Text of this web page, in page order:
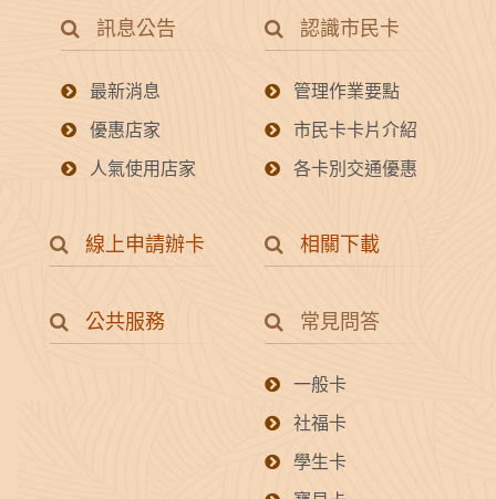
訊息公告
最新消息
優惠店家
人氣使用店家
認識市民卡
管理作業要點
市民卡卡片介紹
各卡別交通優惠
線上申請辦卡 相關下載
公共服務 常見問答
一般卡
社福卡
學生卡